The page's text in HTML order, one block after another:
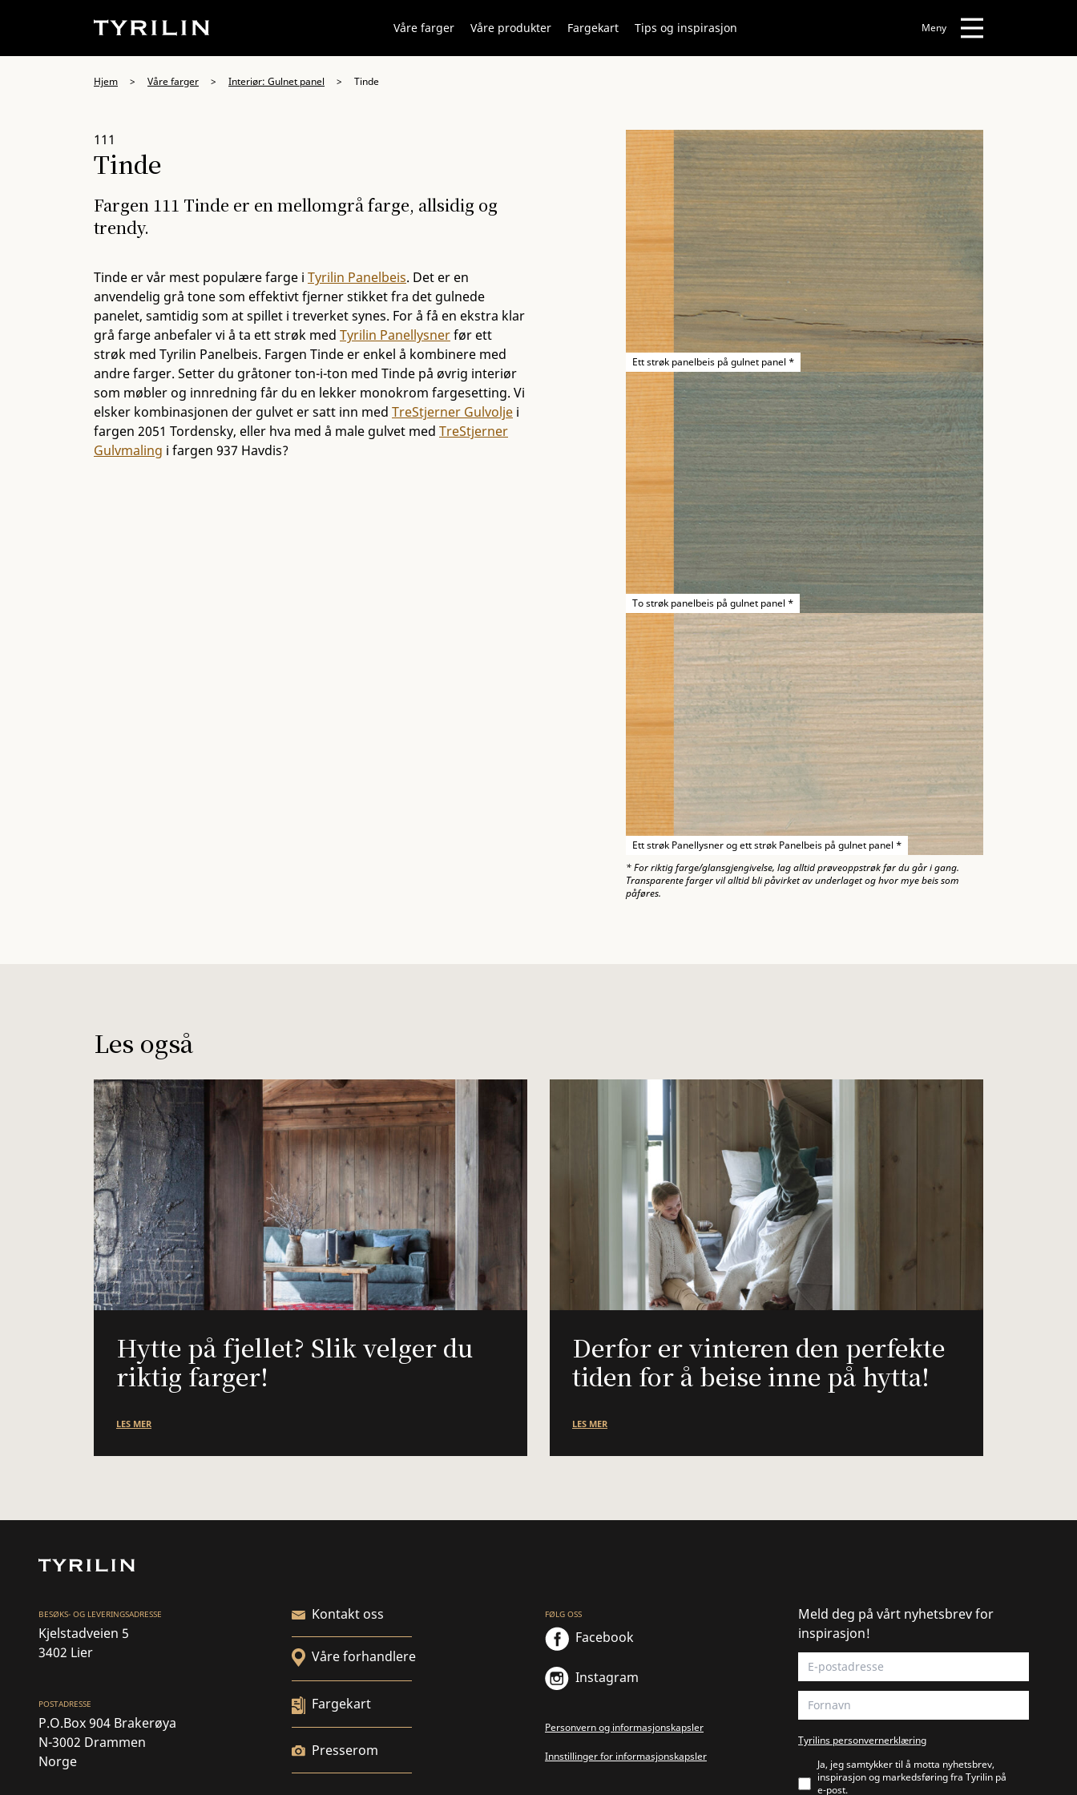
Våre farger Våre produkter Fargekart Tips og inspirasjon Meny
Hjem > Våre farger > Interiør: Gulnet panel > Tinde
111
Tinde
Fargen 111 Tinde er en mellomgrå farge, allsidig og
trendy.
Tinde er vår mest populære farge i Tyrilin Panelbeis. Det er en
anvendelig grå tone som effektivt fjerner stikket fra det gulnede
panelet, samtidig som at spillet i treverket synes. For å få en ekstra klar
grå farge anbefaler vi å ta ett strøk med Tyrilin Panellysnerfør ett
strøk med Tyrilin Panelbeis. Fargen Tinde er enkel å kombinere med
andre farger. Setter du gråtoner ton-i-ton med Tinde på øvrig interiør
som møbler og innredning får du en lekker monokrom fargesetting. Vi
elsker kombinasjonen der gulvet er satt inn med TreStjerner Gulvolje i
fargen 2051 Tordensky, eller hva med å male gulvet med TreStjerner
Gulvmaling i fargen 937 Havdis?
Ett strøk panelbeis på gulnet panel *
To strøk panelbeis på gulnet panel *
Ett strøk Panellysner og ett strøk Panelbeis på gulnet panel *
* For riktig farge/glansgjengivelse, lag alltid prøveoppstrøk før du går i gang.
Transparente farger vil alltid bli påvirket av underlaget og hvor mye beis som
påføres.
Les også
Hytte på fjellet? Slik velger du
riktig farger!
LES MER
Derfor er vinteren den perfekte
tiden for å beise inne på hytta!
LES MER
BESØKS- OG LEVERINGSADRESSE
Kjelstadveien 5
3402 Lier
POSTADRESSE
P.O.Box 904 Brakerøya
N-3002 Drammen
Norge
Kontakt oss
Våre forhandlere
Fargekart
Presserom
FØLG OSS
Facebook
Instagram
Personvern og informasjonskapsler
Innstillinger for informasjonskapsler
Meld deg på vårt nyhetsbrev for
inspirasjon!
Tyrilins personvernerklæring
Ja, jeg samtykker til å motta nyhetsbrev,
inspirasjon og markedsføring fra Tyrilin på
e‑post.